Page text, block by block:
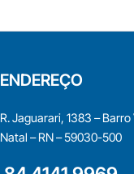
ENDEREÇO
R. Jaguarari, 1383 –
Natal – RN – 59030-500